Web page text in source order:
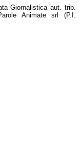
Giornalistica aut. trib.
Animate srl (P.I.